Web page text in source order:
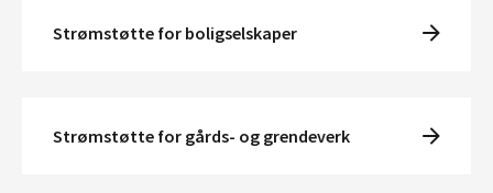
Strømstøtte for boligselskaper
Strømstøtte for gårds- og grendeverk